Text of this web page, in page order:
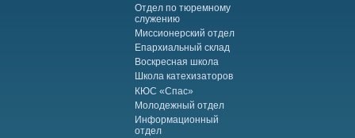
Отдел по тюремному
служению
Миссионерский отдел
Епархиальный склад
Воскресная школа
Школа катехизаторов
КЮС «Спас»
Молодежный отдел
Информационный
отдел